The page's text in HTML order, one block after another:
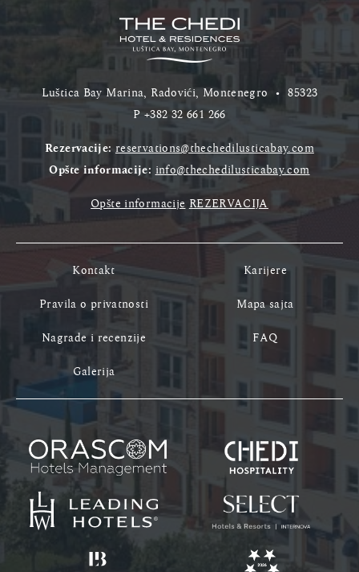
Luštica Bay Marina, Radovići, Montenegro •85323
P +382 32 661 266
Rezervacije: reservations@thechedilusticabay.com
Opšte informacije: info@thechedilusticabay.com
Opšte informacije REZERVACIJA
Kontakt
Karijere
Pravila o privatnosti
Mapa sajta
Nagrade i recenzije
FAQ
Galerija